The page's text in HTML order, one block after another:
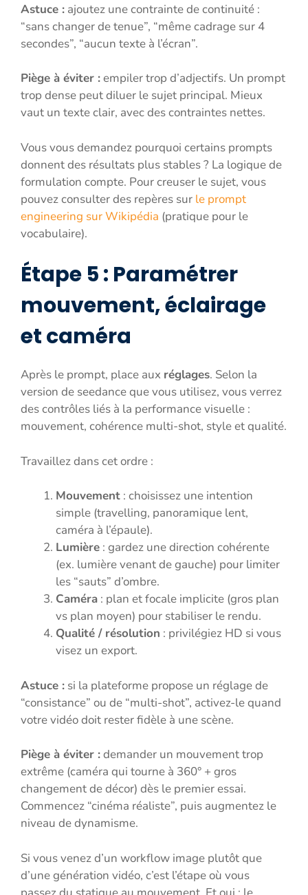
Astuce : ajoutez une contrainte de continuité :
“sans changer de tenue”, “même cadrage sur 4
secondes”, “aucun texte à l’écran”.
Piège à éviter :empiler trop d’adjectifs. Un prompt
trop dense peut diluer le sujet principal. Mieux
vaut un texte clair, avec des contraintes nettes.
Vous vous demandez pourquoi certains prompts
donnent des résultats plus stables ? La logique de
formulation compte. Pour creuser le sujet, vous
pouvez consulter des repères sur le prompt
engineering sur Wikipédia (pratique pour le
vocabulaire).
Étape 5 : Paramétrer
mouvement, éclairage
et caméra
Après le prompt, place aux réglages. Selon la
version de seedance que vous utilisez, vous verrez
des contrôles liés à la performance visuelle :
mouvement, cohérence multi-shot, style et qualité.
Travaillez dans cet ordre :
Mouvement : choisissez une intention
simple (travelling, panoramique lent,
caméra à l’épaule).
Lumière : gardez une direction cohérente
(ex. lumière venant de gauche) pour limiter
les “sauts” d’ombre.
Caméra : plan et focale implicite (gros plan
vs plan moyen) pour stabiliser le rendu.
Qualité / résolution : privilégiez HD si vous
visez un export.
Astuce : si la plateforme propose un réglage de
“consistance” ou de “multi-shot”, activez-le quand
votre vidéo doit rester fidèle à une scène.
Piège à éviter :demander un mouvement trop
extrême (caméra qui tourne à 360° + gros
changement de décor) dès le premier essai.
Commencez “cinéma réaliste”, puis augmentez le
niveau de dynamisme.
Si vous venez d’un workflow image plutôt que
d’une génération vidéo, c’est l’étape où vous